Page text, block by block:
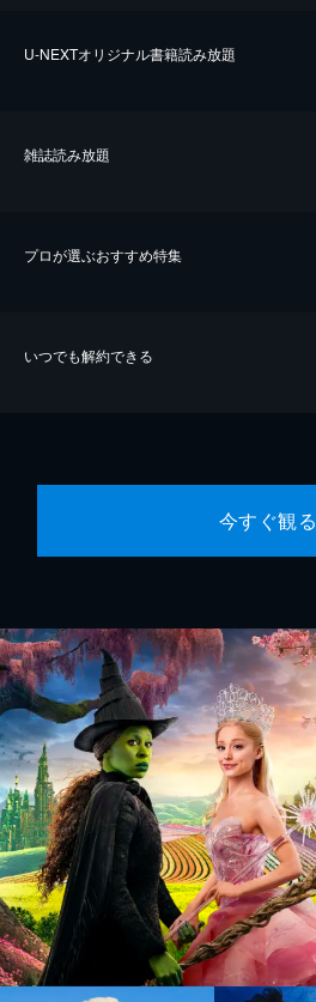
U-NEXTオリジナル書籍読み放題
雑誌読み放題
プロが選ぶおすすめ特集
いつでも解約できる
今すぐ観る